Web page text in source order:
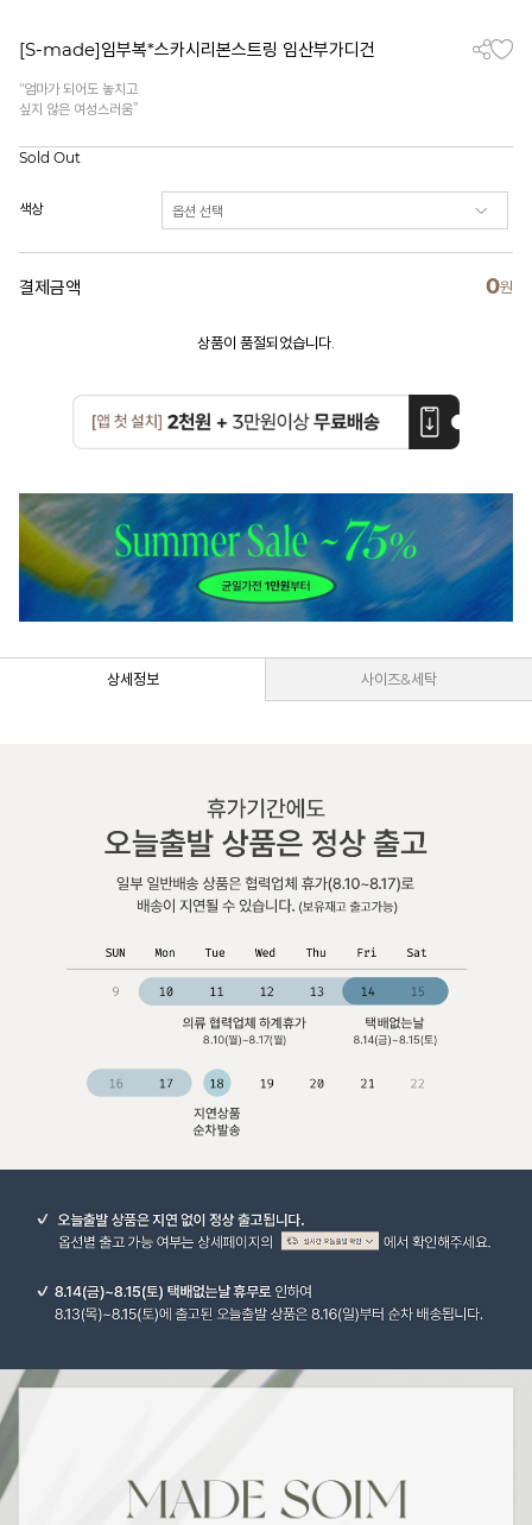
[S-made]임부복*스카시리본스트링 임산부가디건
"엄마가 되어도 놓치고
싶지 않은 여성스러움”
Sold Out
색상
결제금액 0원
상품이 품절되었습니다.
상세정보 사이즈&세탁